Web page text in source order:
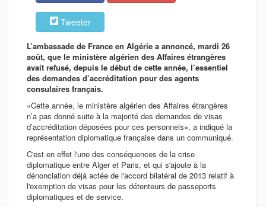
Tweeter
L’ambassade de France en Algérie a annoncé, mardi 26
août, que le ministère algérien des Affaires étrangères
avait refusé, depuis le début de cette année, l’essentiel
des demandes d’accréditation pour des agents
consulaires français.
«Cette année, le ministère algérien des Affaires étrangères
n’a pas donné suite à la majorité des demandes de visas
d’accréditation déposées pour ces personnels», a indiqué la
représentation diplomatique française dans un communiqué.
C'est en effet l'une des conséquences de la crise
diplomatique entre Alger et Paris, et qui s'ajoute à la
dénonciation déjà actée de l'accord bilatéral de 2013 relatif à
l'exemption de visas pour les détenteurs de passeports
diplomatiques et de service.